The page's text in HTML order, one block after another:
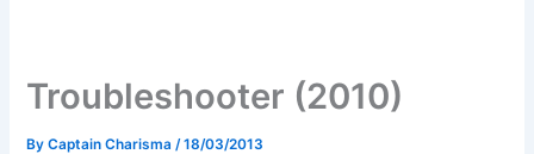
Troubleshooter (2010)
ByCaptain Charisma /18/03/2013